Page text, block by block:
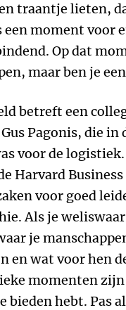
traantje lieten,
een moment voor
Op dat
maar ben je
betreft een
Pagonis, die in
voor de
Harvard Business
voor goed
Als je
je
en wat voor hen
momenten zijn
bieden hebt. Pas